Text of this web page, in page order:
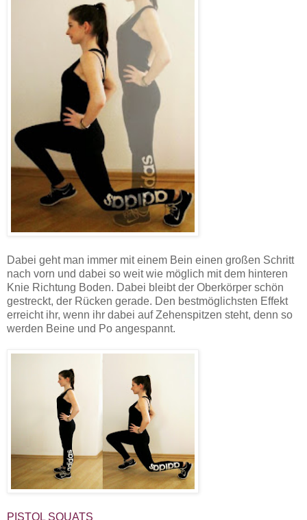
Dabei geht man immer mit einem Bein einen großen Schritt
nach vorn und dabei so weit wie möglich mit dem hinteren
Knie Richtung Boden. Dabei bleibt der Oberkörper schön
gestreckt, der Rücken gerade. Den bestmöglichsten Effekt
erreicht ihr, wenn ihr dabei auf Zehenspitzen steht, denn so
werden Beine und Po angespannt.
PISTOL SQUATS